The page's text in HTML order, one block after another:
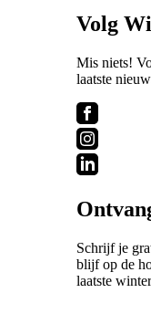
Volg
Mis niets!
laatste
Schrijf je
blijf op de
laatste